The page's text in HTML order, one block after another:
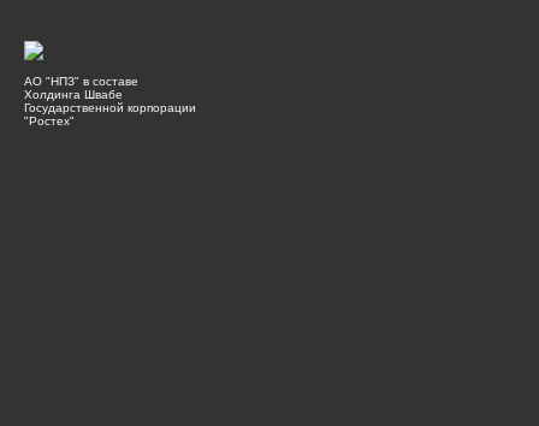
АО "НПЗ" в составе
Холдинга Швабе
Государственной корпорации
"Ростех"